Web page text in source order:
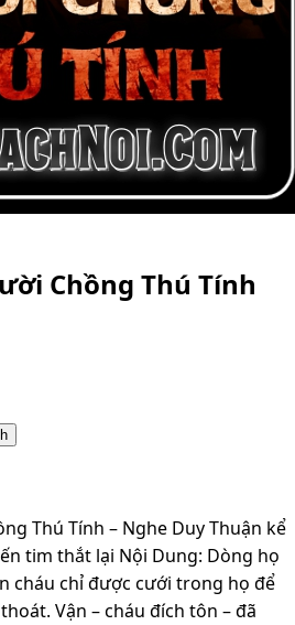
Chồng Thú Tính
Thú Tính – Nghe Duy Thuận kể
tim thắt lại Nội Dung: Dòng họ
cháu chỉ được cưới trong họ để
Vận – cháu đích tôn – đã